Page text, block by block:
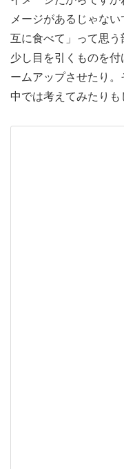
メージがあるじゃな
互に食べて」って思
少し目を引くものを
ームアップさせたり
中では考えてみたりも